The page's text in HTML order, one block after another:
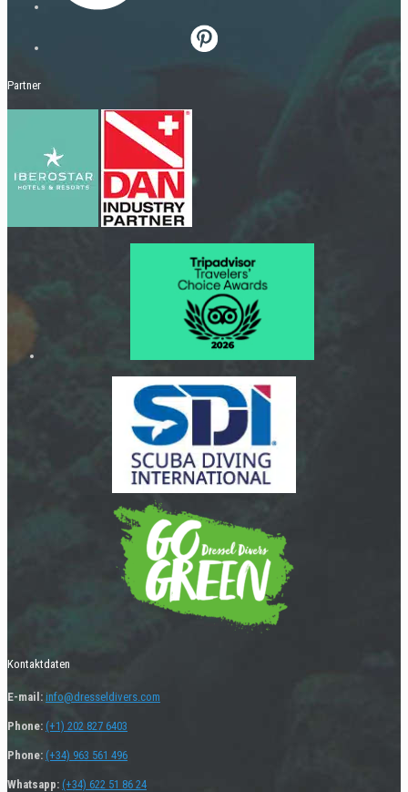
Partner
Kontaktdaten
E-mail: info@dresseldivers.com
Phone: (+1) 202 827 6403
Phone: (+34) 963 561 496
Whatsapp: (+34) 622 51 86 24